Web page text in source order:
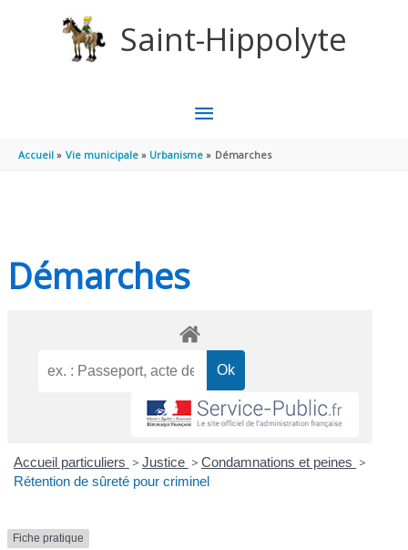
Saint-Hippolyte
MENU
PRINCIPAL
Accueil Vie municipale Urbanisme Démarches
Démarches
Accueil particuliers > Justice > Condamnations et peines >
Rétention de sûreté pour criminel
Fiche pratique